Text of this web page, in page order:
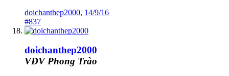
doichanthep2000, 14/9/16
#837
doichanthep2000
VĐV Phong Trào